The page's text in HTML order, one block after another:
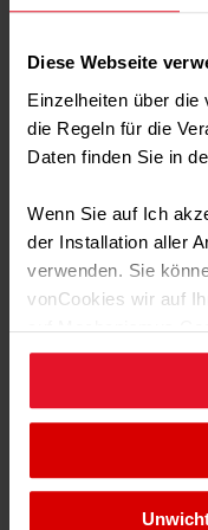
Diese Webseite
Einzelheiten über die
die Regeln für die
Daten finden Sie in
Wenn Sie auf Ich
der Installation aller
verwenden. Sie
vonCookies wir auf
auf Mechanismus
Sie können Ihre
indem Sie die
Keine verbrannten
ständig kaputte
fabelhaft einfach
einer Hand
und die Flamme
Ihrer Küche.
hintere rechte
mittlere Kochzone
Durchmesser (cm)
Leistung (kW)